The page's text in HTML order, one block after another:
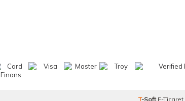
T-Soft E-Ticaret